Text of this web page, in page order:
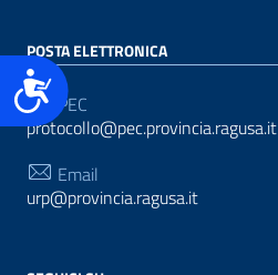
Accessibilità
POSTA ELETTRONICA
PEC
protocollo@pec.provincia.ragusa.it
Email
urp@provincia.ragusa.it